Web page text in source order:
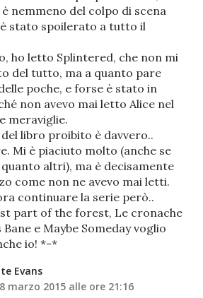
nemmeno del colpo di scena
stato spoilerato a tutto il
ho letto Splintered, che non mi
del tutto, ma a quanto pare
poche, e forse è stato in
non avevo mai letto Alice nel
meraviglie.
libro proibito è davvero..
Mi è piaciuto molto (anche se
altri), ma è decisamente
come non ne avevo mai letti.
continuare la serie però..
part of the forest, Le cronache
e Maybe Someday voglio
io! *-*
Evans
8 marzo 2015 alle ore 21:16